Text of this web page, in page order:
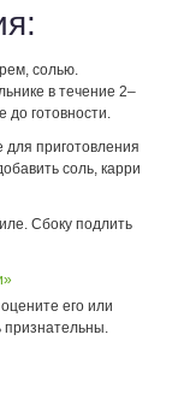
солью.
в течение 2–
до готовности.
для приготовления
соль, карри
Сбоку подлить
его или